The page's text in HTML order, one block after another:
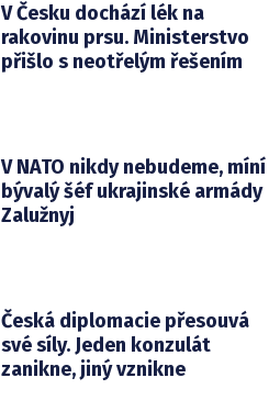
V Česku dochází lék na
rakovinu prsu. Ministerstvo
přišlo s neotřelým řešením
V NATO nikdy nebudeme, míní
bývalý šéf ukrajinské armády
Zalužnyj
Česká diplomacie přesouvá
své síly. Jeden konzulát
zanikne, jiný vznikne